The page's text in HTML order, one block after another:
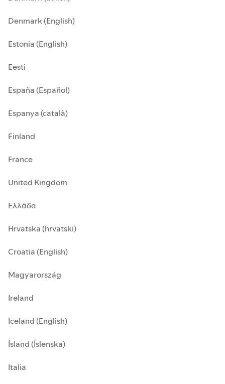
Denmark (English)
Estonia (English)
Eesti
España (Español)
Espanya (català)
Finland
France
United Kingdom
Ελλάδα
Hrvatska (hrvatski)
Croatia (English)
Magyarország
Ireland
Iceland (English)
Ísland (Íslenska)
Italia